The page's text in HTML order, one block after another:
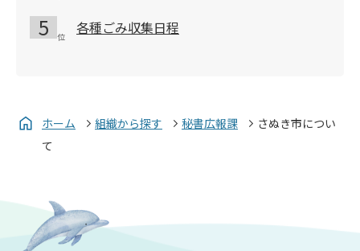
各種ごみ収集日程
ホーム 組織から探す 秘書広報課
さぬき市につい
て